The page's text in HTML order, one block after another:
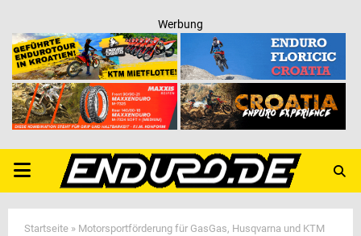
Werbung
PRIMARY
MENU
Startseite » Motorsportförderung für GasGas, Husqvarna und KTM